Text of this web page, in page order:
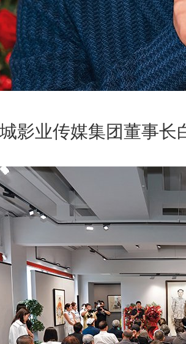
影业传媒集团董事长